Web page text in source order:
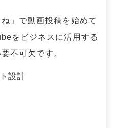
」で動画投稿を始めて
をビジネスに活用する
不可欠です。
設計